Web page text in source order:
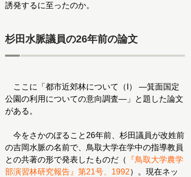
誘発するに至ったのか。
杉田水脈議員の26年前の論文
ここに「都市近郊林について（I） ―箕面国定
公園の利用についての意向調査―」と題した論文
がある。
今をさかのぼること26年前、杉田議員が改姓前
の吉岡水脈の名前で、鳥取大学在学中の指導教員
との共著の形で発表したものだ（
『鳥取大学農学
部演習林研究報告』第21号、1992）。現在ネッ